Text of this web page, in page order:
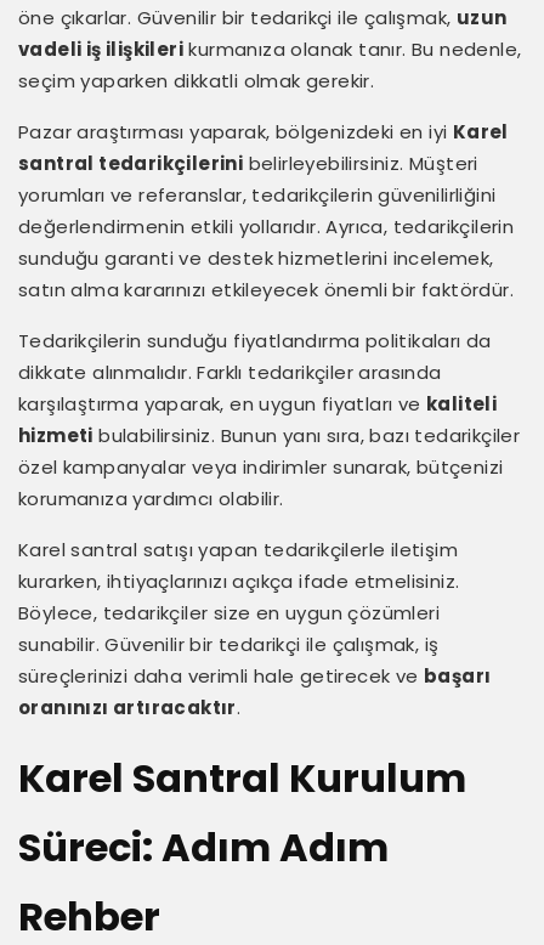
öne çıkarlar. Güvenilir bir tedarikçi ile çalışmak, uzun
vadeli iş ilişkilerikurmanıza olanak tanır. Bu nedenle,
seçim yaparken dikkatli olmak gerekir.
Pazar araştırması yaparak, bölgenizdeki en iyi Karel
santral tedarikçilerini belirleyebilirsiniz. Müşteri
yorumları ve referanslar, tedarikçilerin güvenilirliğini
değerlendirmenin etkili yollarıdır. Ayrıca, tedarikçilerin
sunduğu garanti ve destek hizmetlerini incelemek,
satın alma kararınızı etkileyecek önemli bir faktördür.
Tedarikçilerin sunduğu fiyatlandırma politikaları da
dikkate alınmalıdır. Farklı tedarikçiler arasında
karşılaştırma yaparak, en uygun fiyatları ve kaliteli
hizmeti bulabilirsiniz. Bunun yanı sıra, bazı tedarikçiler
özel kampanyalar veya indirimler sunarak, bütçenizi
korumanıza yardımcı olabilir.
Karel santral satışı yapan tedarikçilerle iletişim
kurarken, ihtiyaçlarınızı açıkça ifade etmelisiniz.
Böylece, tedarikçiler size en uygun çözümleri
sunabilir. Güvenilir bir tedarikçi ile çalışmak, iş
süreçlerinizi daha verimli hale getirecek ve başarı
oranınızı artıracaktır.
Karel Santral Kurulum
Süreci: Adım Adım
Rehber